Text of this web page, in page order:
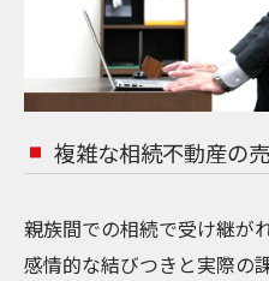
複雑な相続不動産の
親族間での相続で受け継が
感情的な結びつきと実際の